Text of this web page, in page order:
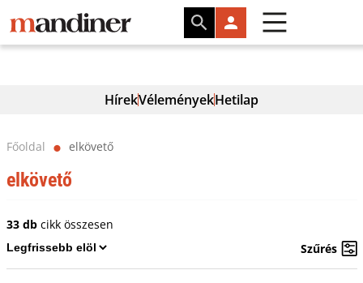
HírekVéleményekHetilap
Főoldal ⬤ elkövető
elkövető
33 dbcikk összesen
Szűrés